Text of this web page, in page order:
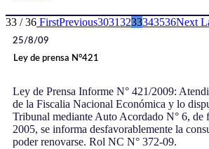
33 / 36 FirstPrevious30313233343536Next
25/8/09
Ley de prensa N°421
Ley de Prensa Informe N° 421/2009:
de la Fiscalia Nacional Económica y lo
Tribunal mediante Auto Acordado N° 6, de
2005, se informa desfavorablemente la
poder renovarse. Rol NC N° 372-09.